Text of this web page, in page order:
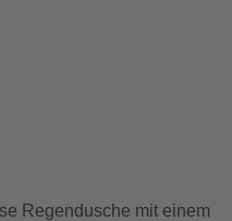
Regendusche mit einem